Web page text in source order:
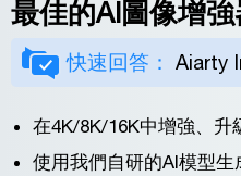
最佳的AI圖像增強
快速回答： Aiarty
在4K/8K/16K中增強、升
使用我們自研的AI模型生